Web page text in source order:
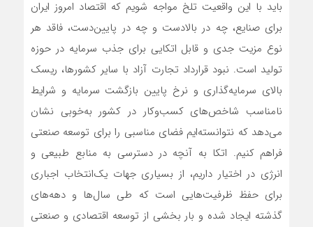
باید با این واقعیت تلخ مواجه شویم که اقتصاد امروز ایران
برای صنایع، چه در بالادست و چه در پایین‌دست، فاقد هر
نوع مزیت جدی و قابل اتکایی برای جذب سرمایه در حوزه
تولید است. نبود قرارداد تجارت آزاد با سایر کشورها، ریسک
بالای سرمایه‌گذاری و نرخ پایین بازگشت سرمایه و شرایط
نامناسب شاخص‌های کسب‌وکار در کشور به‌خوبی نشان
می‌دهد که نتوانسته‌ایم فضای مناسبی را برای توسعه صنعتی
فراهم کنیم. اتکا به آنچه در دسترسی به منابع طبیعی و
انرژی در اختیار داریم، از بسیاری جهات یک‌انتخاب اجباری
برای حفظ ظرفیت‌هایی است که طی سال‌ها و دهه‌های
گذشته ایجاد شده و بار بخشی از توسعه اقتصادی و صنعتی